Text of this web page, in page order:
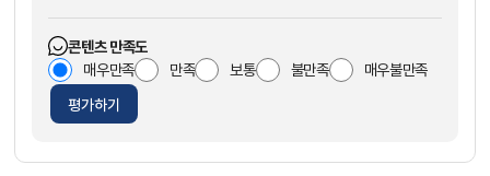
콘텐츠 만족도
매우만족
만족 보통 불만족 매우불만족
평가하기